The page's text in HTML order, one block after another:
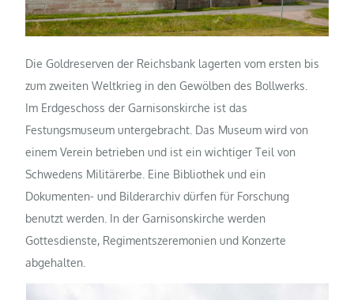
Die Goldreserven der Reichsbank lagerten vom ersten bis
zum zweiten Weltkrieg in den Gewölben des Bollwerks.
Im Erdgeschoss der Garnisonskirche ist das
Festungsmuseum untergebracht. Das Museum wird von
einem Verein betrieben und ist ein wichtiger Teil von
Schwedens Militärerbe. Eine Bibliothek und ein
Dokumenten- und Bilderarchiv dürfen für Forschung
benutzt werden. In der Garnisonskirche werden
Gottesdienste, Regimentszeremonien und Konzerte
abgehalten.